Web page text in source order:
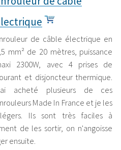
de câble électrique en
mm² de 20 mètres, puissance
2300W, avec 4 prises de
et disjoncteur thermique.
acheté plusieurs de ces
Made In France et je les
Ils sont très faciles à
de les sortir, on n'angoisse
ensuite.